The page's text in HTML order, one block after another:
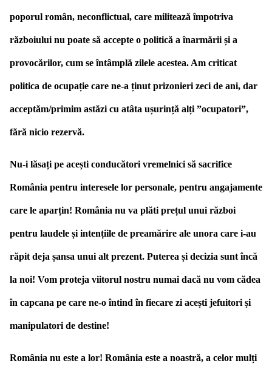
poporul român, neconflictual, care militează împotriva
războiului nu poate să accepte o politică a înarmării și a
provocărilor, cum se întâmplă zilele acestea. Am criticat
politica de ocupație care ne-a ținut prizonieri zeci de ani, dar
acceptăm/primim astăzi cu atâta ușurință alți ”ocupatori”,
fără nicio rezervă.
Nu-i lăsați pe acești conducători vremelnici să sacrifice
România pentru interesele lor personale, pentru angajamente
care le aparțin! România nu va plăti prețul unui război
pentru laudele și intențiile de preamărire ale unora care i-au
răpit deja șansa unui alt prezent. Puterea și decizia sunt încă
la noi! Vom proteja viitorul nostru numai dacă nu vom cădea
în capcana pe care ne-o întind în fiecare zi acești jefuitori și
manipulatori de destine!
România nu este a lor! România este a noastră, a celor mulți